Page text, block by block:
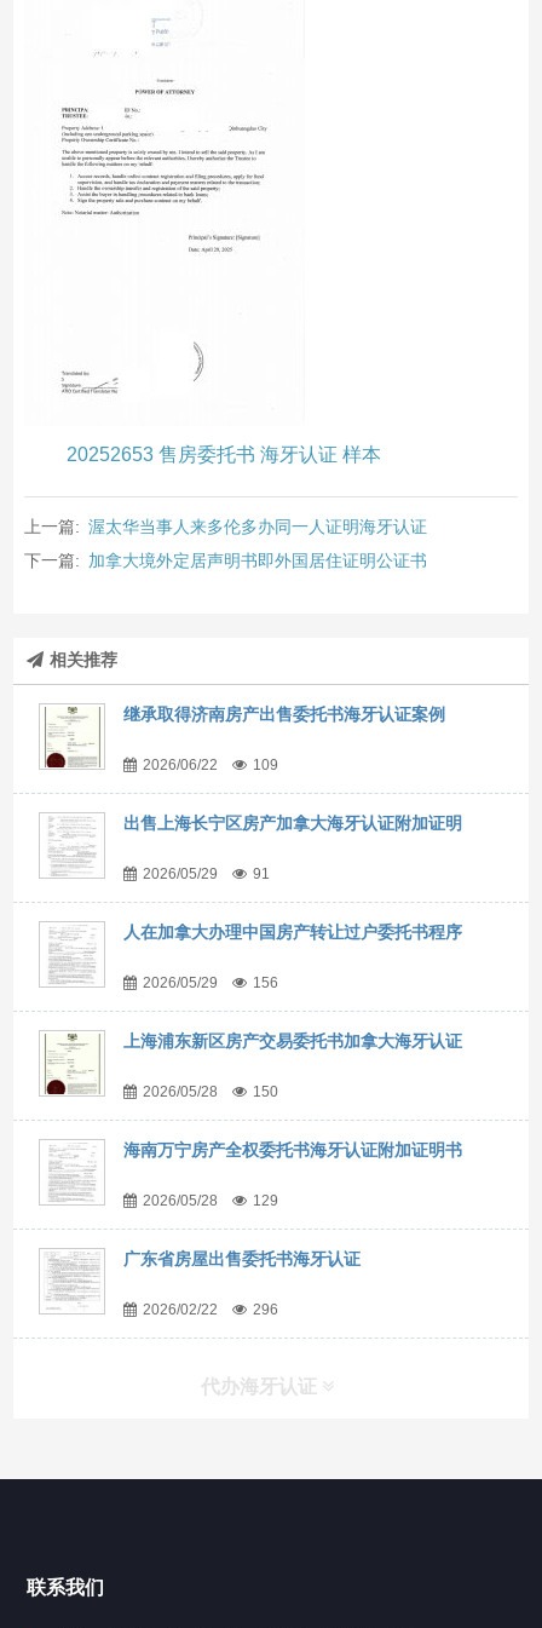
20252653 售房委托书 海牙认证 样本
上一篇: 渥太华当事人来多伦多办同一人证明海牙认证
下一篇: 加拿大境外定居声明书即外国居住证明公证书
相关推荐
继承取得济南房产出售委托书海牙认证案例
2026/06/22 109
出售上海长宁区房产加拿大海牙认证附加证明
2026/05/29 91
人在加拿大办理中国房产转让过户委托书程序
2026/05/29 156
上海浦东新区房产交易委托书加拿大海牙认证
2026/05/28 150
海南万宁房产全权委托书海牙认证附加证明书
2026/05/28 129
广东省房屋出售委托书海牙认证
2026/02/22 296
代办海牙认证
联系我们